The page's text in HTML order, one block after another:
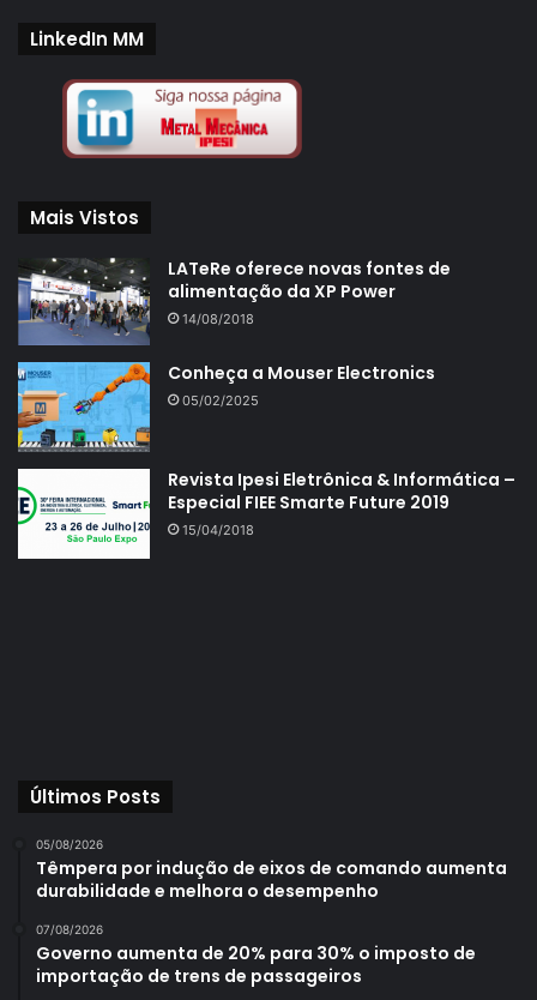
LinkedIn MM
Mais Vistos
LATeRe oferece novas fontes de
alimentação da XP Power
14/08/2018
Conheça a Mouser Electronics
05/02/2025
Revista Ipesi Eletrônica & Informática –
Especial FIEE Smarte Future 2019
15/04/2018
Últimos Posts
05/08/2026
Têmpera por indução de eixos de comando aumenta
durabilidade e melhora o desempenho
07/08/2026
Governo aumenta de 20% para 30% o imposto de
importação de trens de passageiros